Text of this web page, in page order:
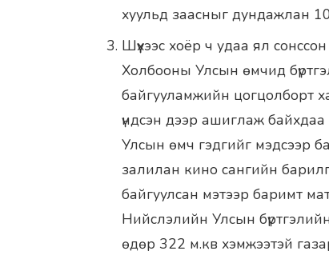
хуульд заасныг дундажлан
Шүүхээс хоёр ч удаа ял
Холбооны Улсын өмчид
байгууламжийн цогцолборт
үндсэн дээр ашиглаж
Улсын өмч гэдгийг мэдсээр
залилан кино сангийн
байгуулсан мэтээр баримт
Нийслэлийн Улсын
өдөр 322 м.кв хэмжээтэй